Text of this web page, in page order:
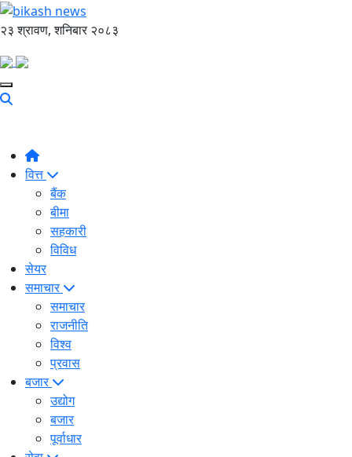
२३ श्रावण, शनिबार २०८३
वित्त
बैंक
बीमा
सहकारी
विविध
सेयर
समाचार
समाचार
राजनीति
विश्व
प्रवास
बजार
उद्योग
बजार
पूर्वाधार